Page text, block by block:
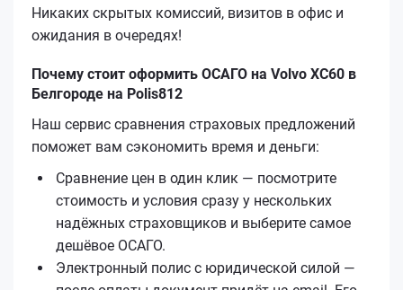
Никаких скрытых комиссий, визитов в офис и
ожидания в очередях!
Почему стоит оформить ОСАГО на Volvo XC60 в
Белгороде на Polis812
Наш сервис сравнения страховых предложений
поможет вам сэкономить время и деньги:
Сравнение цен в один клик — посмотрите
стоимость и условия сразу у нескольких
надёжных страховщиков и выберите самое
дешёвое ОСАГО.
Электронный полис с юридической силой —